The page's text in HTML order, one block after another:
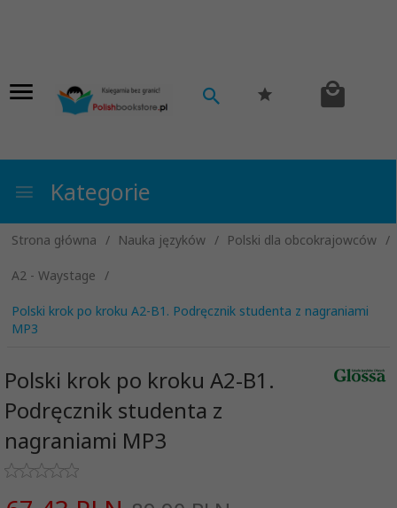
Kategorie
Strona główna Nauka języków Polski dla obcokrajowców
A2 - Waystage
Polski krok po kroku A2-B1. Podręcznik studenta z nagraniami
MP3
Polski krok po kroku A2-B1.
Podręcznik studenta z
nagraniami MP3